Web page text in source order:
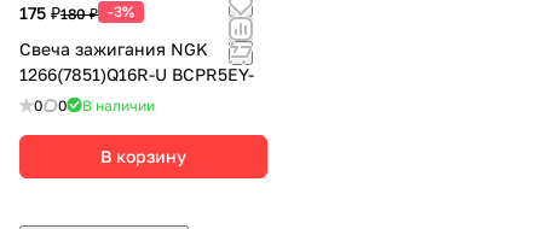
175 ₽180 ₽ -3%
Свеча зажигания NGK
1266(7851)Q16R-U BCPR5EY-
0 0 В наличии
В корзину